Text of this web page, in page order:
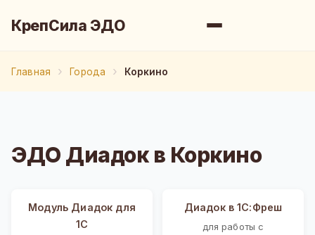
КрепСила ЭДО
Главная Города Коркино
ЭДО Диадок в Коркино
Модуль Диадок для
1С
Диадок в 1С:Фреш
для работы с